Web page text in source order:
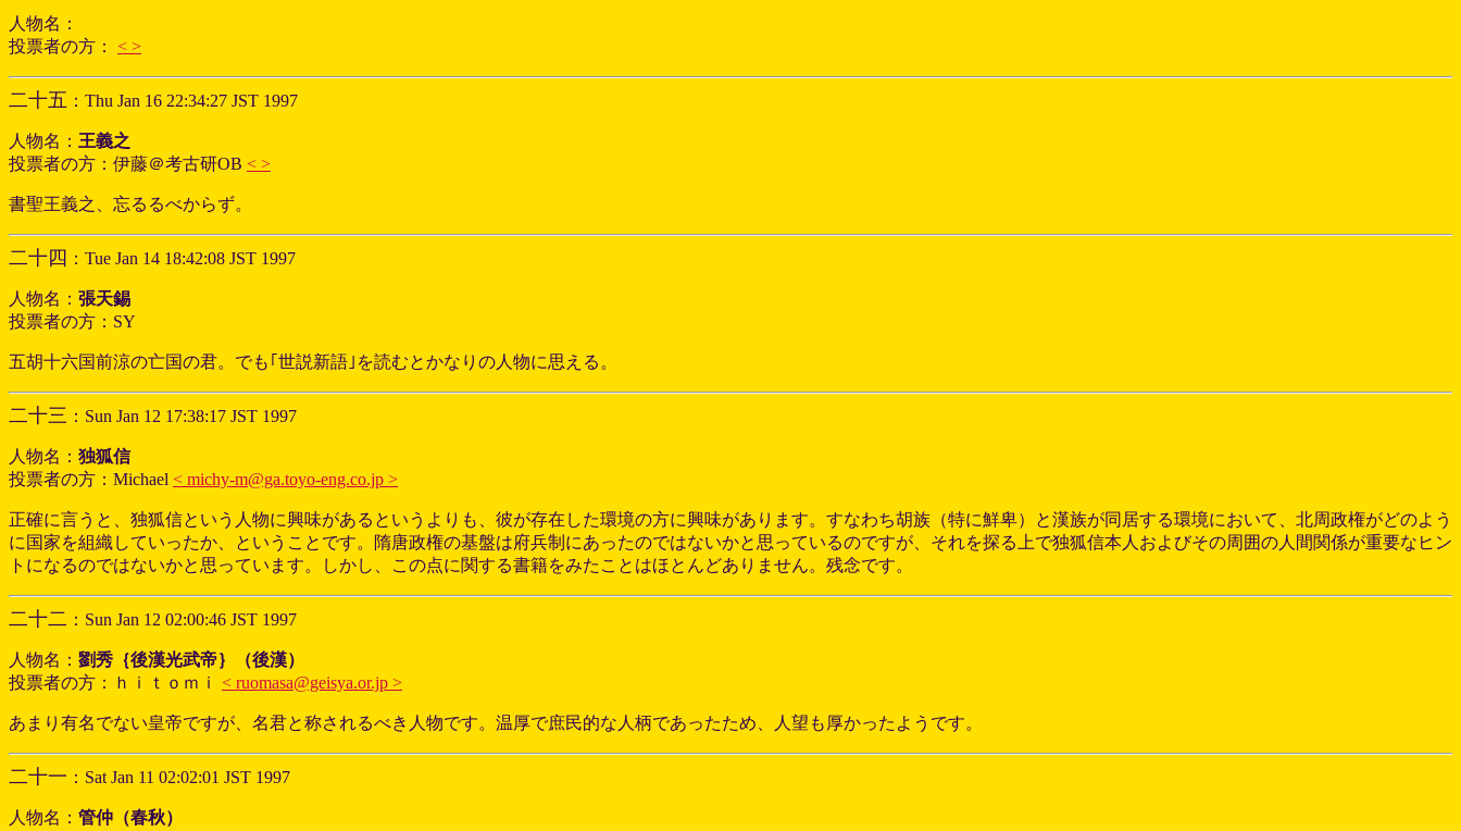
人物名：
投票者の方：
< >
二十五 ：Thu Jan 16 22:34:27 JST 1997
人物名： 王義之
投票者の方：伊藤＠考古研OB < >
書聖王義之、忘るるべからず。
二十四 ：Tue Jan 14 18:42:08 JST 1997
人物名： 張天錫
投票者の方：SY
五胡十六国前涼の亡国の君。でも｢世説新語｣を読むとかなりの人物に思える。
二十三 ：Sun Jan 12 17:38:17 JST 1997
人物名： 独狐信
投票者の方：Michael < michy-m@ga.toyo-eng.co.jp >
正確に言うと、独狐信という人物に興味があるというよりも、彼が存在した環境の方に興味があります。すなわち胡族（特に鮮卑）と漢族が同居する環境において、北周政権がどのよう
に国家を組織していったか、ということです。隋唐政権の基盤は府兵制にあったのではないかと思っているのですが、それを探る上で独狐信本人およびその周囲の人間関係が重要なヒン
トになるのではないかと思っています。しかし、この点に関する書籍をみたことはほとんどありません。残念です。
二十二 ：Sun Jan 12 02:00:46 JST 1997
人物名： 劉秀｛後漢光武帝｝（後漢）
投票者の方：ｈｉｔｏｍｉ < ruomasa@geisya.or.jp >
あまり有名でない皇帝ですが、名君と称されるべき人物です。温厚で庶民的な人柄であったため、人望も厚かったようです。
二十一 ：Sat Jan 11 02:02:01 JST 1997
人物名： 管仲（春秋）